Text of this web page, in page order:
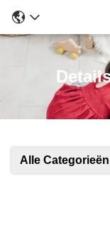
Alle Categorieën